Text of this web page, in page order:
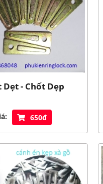
Dẹt - Chốt Dẹp
650đ